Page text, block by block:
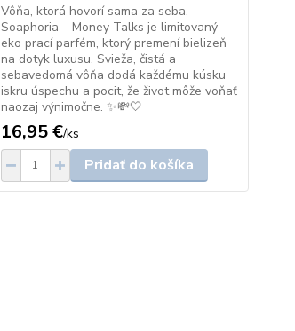
Vôňa, ktorá hovorí sama za seba.
Soaphoria – Money Talks je limitovaný
eko prací parfém, ktorý premení bielizeň
na dotyk luxusu. Svieža, čistá a
sebavedomá vôňa dodá každému kúsku
iskru úspechu a pocit, že život môže voňať
naozaj výnimočne. ✨💸🤍
16,95 €/ks
Pridať do košíka